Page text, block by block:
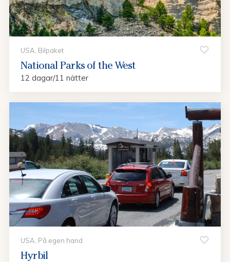
USA, Bilpaket
National Parks of the West
12 dagar/11 nätter
USA, På egen hand
Hyrbil